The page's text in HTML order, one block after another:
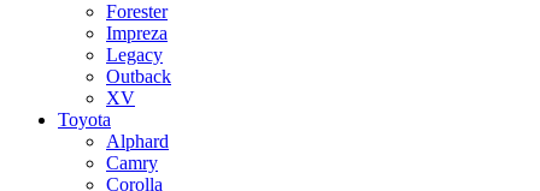
Forester
Impreza
Legacy
Outback
XV
Toyota
Alphard
Camry
Corolla